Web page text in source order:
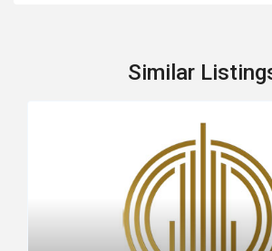
Similar